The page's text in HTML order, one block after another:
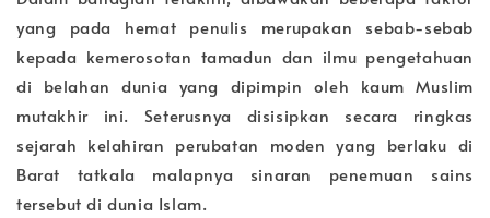
yang pada hemat penulis merupakan sebab-sebab
kepada kemerosotan tamadun dan ilmu pengetahuan
di belahan dunia yang dipimpin oleh kaum Muslim
mutakhir ini. Seterusnya disisipkan secara ringkas
sejarah kelahiran perubatan moden yang berlaku di
Barat tatkala malapnya sinaran penemuan sains
tersebut di dunia Islam.